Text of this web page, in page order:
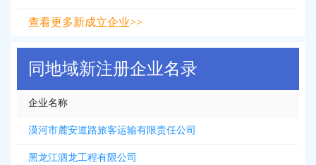
查看更多新成立企业>>
同地域新注册企业名录
企业名称
漠河市麓安道路旅客运输有限责任公司
黑龙江泗龙工程有限公司